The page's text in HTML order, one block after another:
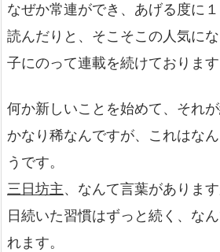
なぜか常連ができ、あげる度に
読んだりと、そこそこの人気に
子にのって連載を続けております
何か新しいことを始めて、それ
かなり稀なんですが、これはな
うです。
三日坊主、なんて言葉がありま
日続いた習慣はずっと続く、な
れます。